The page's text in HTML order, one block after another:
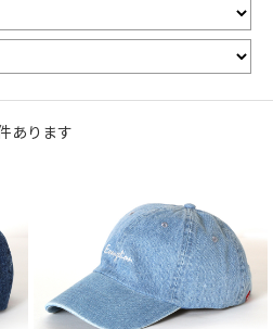
あります